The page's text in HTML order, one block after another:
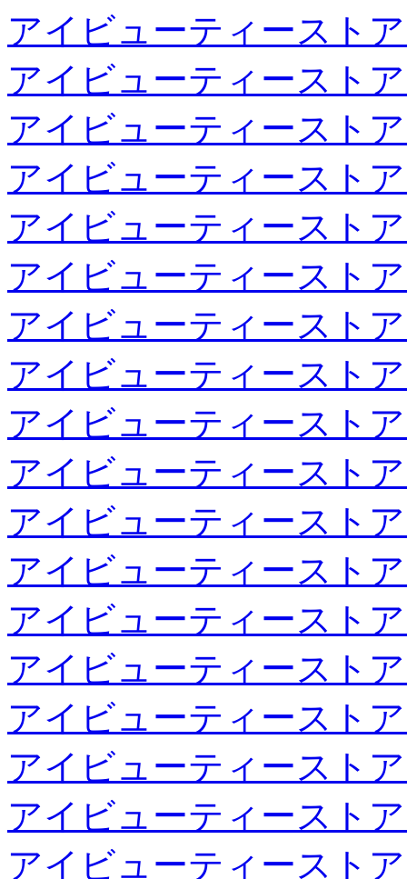
アイビューティースト
アイビューティースト
アイビューティースト
アイビューティースト
アイビューティースト
アイビューティースト
アイビューティースト
アイビューティースト
アイビューティースト
アイビューティースト
アイビューティースト
アイビューティースト
アイビューティースト
アイビューティースト
アイビューティースト
アイビューティースト
アイビューティースト
アイビューティースト